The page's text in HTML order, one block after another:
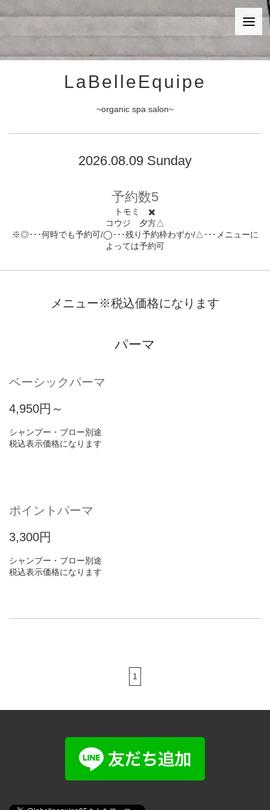
LaBelleEquipe
~organic spa salon~
2026.08.09 Sunday
予約数5
トモミ ✖️
コウジ 夕方△
※◎･･･何時でも予約可/◯･･･残り予約枠わずか/△･･･メニューに
よっては予約可
メニュー※税込価格になります
パーマ
ベーシックパーマ
4,950円～
シャンプー・ブロー別途
税込表示価格になります
ポイントパーマ
3,300円
シャンプー・ブロー別途
税込表示価格になります
1